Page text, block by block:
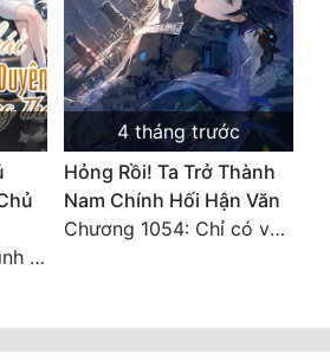
Chương 609: Bệnh tình của Lý Minh ổn định
4 tháng trước
Hỏng Rồi! Ta Trở Thành
Nam Chính Hối Hận Văn
Chương 1054: Chỉ có vô đạo có thể